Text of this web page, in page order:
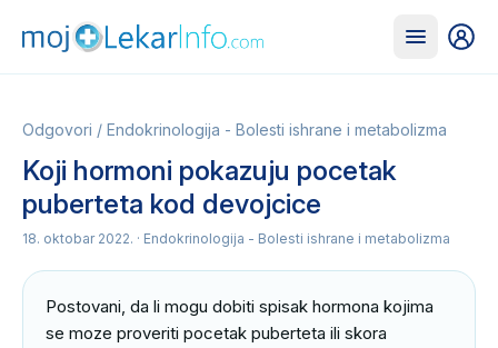
Odgovori / Endokrinologija - Bolesti ishrane i metabolizma
Koji hormoni pokazuju pocetak
puberteta kod devojcice
18. oktobar 2022. · Endokrinologija - Bolesti ishrane i metabolizma
Postovani, da li mogu dobiti spisak hormona kojima
se moze proveriti pocetak puberteta ili skora